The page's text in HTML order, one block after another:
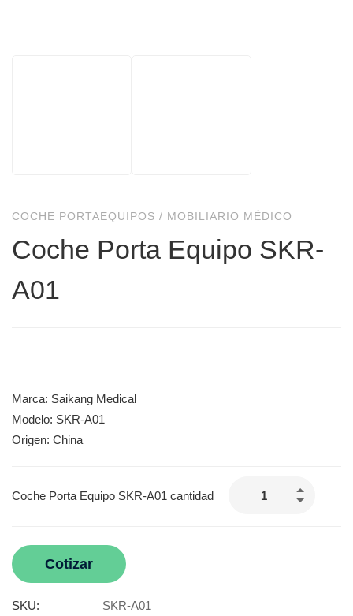
COCHE PORTAEQUIPOS / MOBILIARIO MÉDICO
Coche Porta Equipo SKR-
A01
Marca: Saikang Medical
Modelo: SKR-A01
Origen: China
Coche Porta Equipo SKR-A01 cantidad
Cotizar
SKU:
SKR-A01